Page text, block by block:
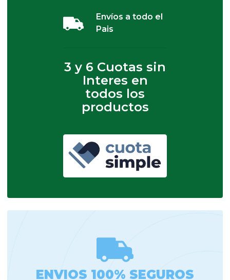
Envíos a todo el
Pais
3 y 6 Cuotas sin
Interes en
todos los
productos
ENVIOS 100% SEGUROS